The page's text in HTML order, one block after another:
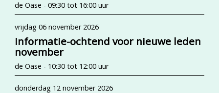
de Oase - 09:30 tot 16:00 uur
vrijdag 06 november 2026
Informatie-ochtend voor nieuwe leden
november
de Oase - 10:30 tot 12:00 uur
donderdag 12 november 2026